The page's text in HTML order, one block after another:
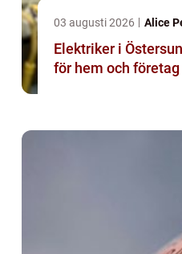
03 augusti 2026 Alice
Elektriker i Östersund trygg
för hem och företag